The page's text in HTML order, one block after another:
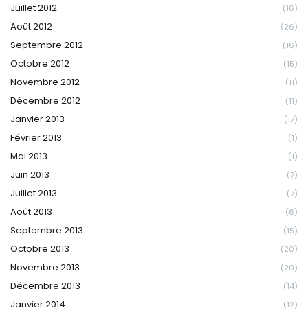
Juillet 2012 (16)
Août 2012 (26)
Septembre 2012 (16)
Octobre 2012 (15)
Novembre 2012 (11)
Décembre 2012 (11)
Janvier 2013 (17)
Février 2013 (1)
Mai 2013 (1)
Juin 2013 (7)
Juillet 2013 (7)
Août 2013 (6)
Septembre 2013 (15)
Octobre 2013 (20)
Novembre 2013 (20)
Décembre 2013 (14)
Janvier 2014 (12)